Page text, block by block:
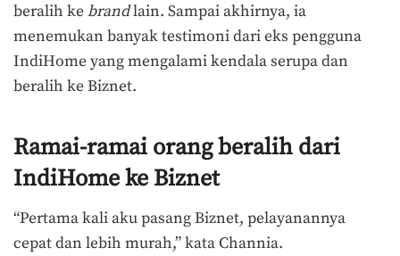
beralih ke brandlain. Sampai akhirnya, ia
menemukan banyak testimoni dari eks pengguna
IndiHome yang mengalami kendala serupa dan
beralih ke Biznet.
Ramai-ramai orang beralih dari
IndiHome ke Biznet
“Pertama kali aku pasang Biznet, pelayanannya
cepat dan lebih murah,” kata Channia.